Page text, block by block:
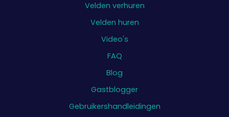
Velden verhuren
Velden huren
Video's
FAQ
Blog
Gastblogger
Gebruikershandleidingen